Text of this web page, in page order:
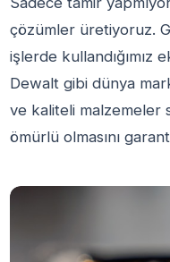
çözümler üretiyoruz.
işlerde kullandığımız
Dewalt gibi dünya
ve kaliteli malzemeler
ömürlü olmasını